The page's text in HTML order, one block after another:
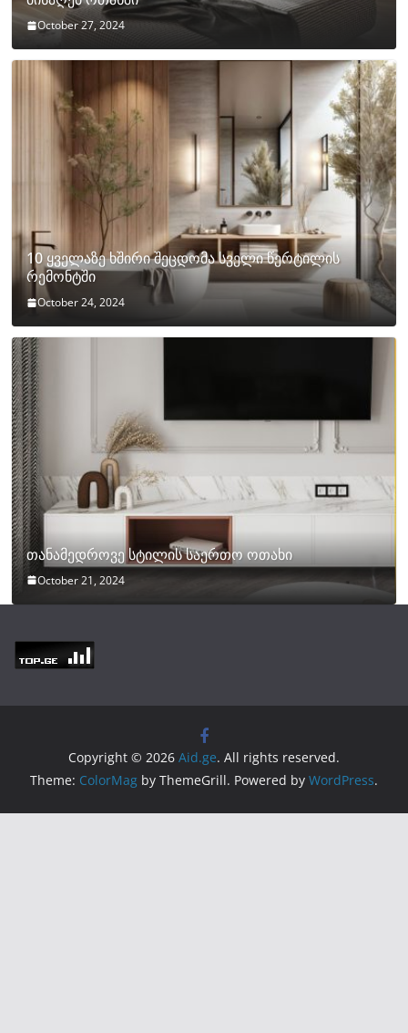
October 27, 2024
10 ყველაზე ხშირი შეცდომა სველი წერტილის
რემონტში
October 24, 2024
თანამედროვე სტილის საერთო ოთახი
October 21, 2024
Copyright © 2026 Aid.ge. All rights reserved.
Theme: ColorMag by ThemeGrill. Powered by WordPress.